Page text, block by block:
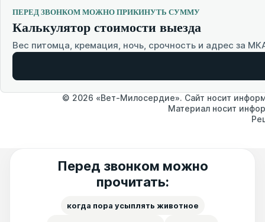
ПЕРЕД ЗВОНКОМ МОЖНО ПРИКИНУТЬ СУММУ
Калькулятор стоимости выезда
Вес питомца, кремация, ночь, срочность и адрес за
© 2026 «Вет-Милосердие». Сайт носит
Материал носит
Перед звонком можно
прочитать:
когда пора усыплять животное